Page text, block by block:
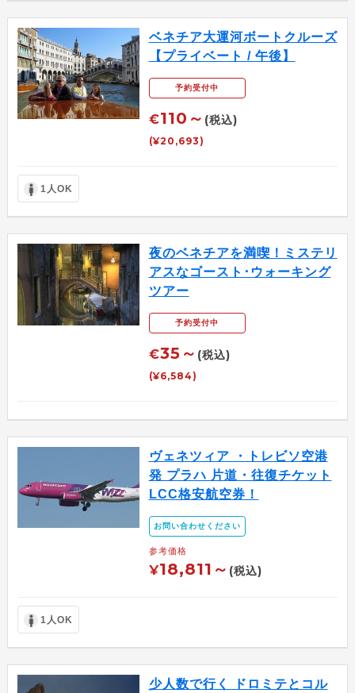
ベネチア大運河ボートクルーズ
【プライベート / 午後】
予約受付中
€110～ (税込)
(¥20,693)
1人OK
夜のベネチアを満喫！ミステリ
アスなゴースト･ウォーキング
ツアー
予約受付中
€35～ (税込)
(¥6,584)
ヴェネツィア ・トレビソ空港
発 プラハ 片道・往復チケット
LCC格安航空券！
お問い合わせください
参考価格
¥18,811～ (税込)
1人OK
少人数で行く ドロミテとコル